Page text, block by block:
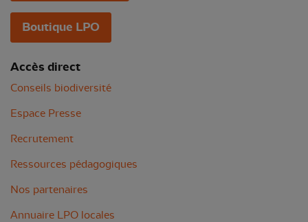
Boutique LPO
Accès direct
Conseils biodiversité
Espace Presse
Recrutement
Ressources pédagogiques
Nos partenaires
Annuaire LPO locales